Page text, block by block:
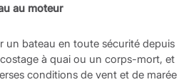
au moteur
un bateau en toute sécurité depuis
à quai ou un corps-mort, et
conditions de vent et de marée